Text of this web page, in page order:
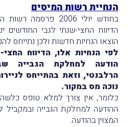
הנחיית רשות המיסים
בחודש יולי 2006
הוצאו הנחיות חדשות ולכן נתייחס
לפי הנחיות אלו, הדיווח
הודעה למחלקת הגבייה
הרלבנטי, וזאת בהתייחס
נוכה מס במקור.
כלומר, אין צורך למלא טופס
ההודעה למחלקת הגבייה
המצוין בהודעה.